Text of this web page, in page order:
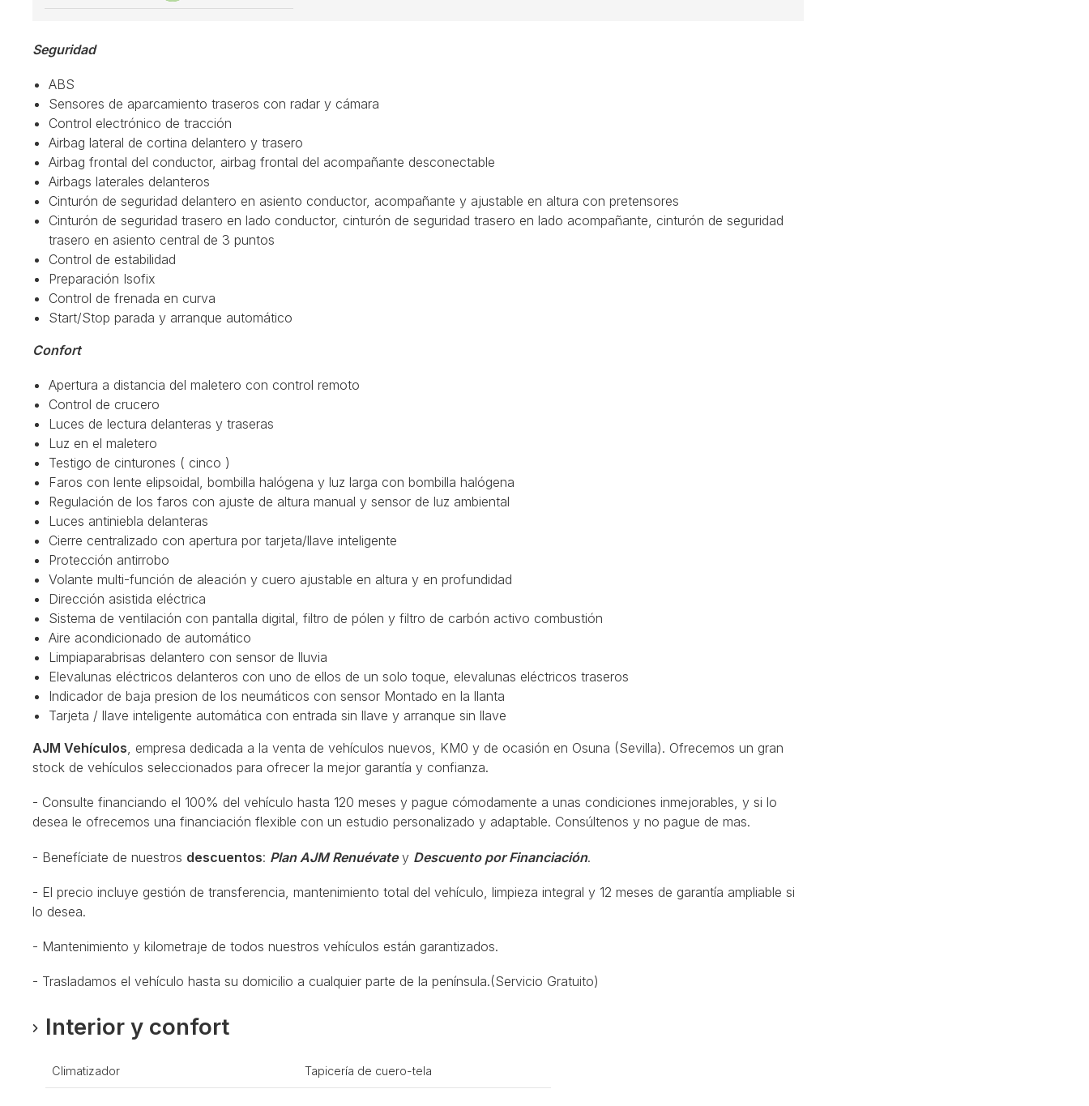
Seguridad
ABS
Sensores de aparcamiento traseros con radar y cámara
Control electrónico de tracción
Airbag lateral de cortina delantero y trasero
Airbag frontal del conductor, airbag frontal del acompañante desconectable
Airbags laterales delanteros
Cinturón de seguridad delantero en asiento conductor, acompañante y ajustable en altura con pretensores
Cinturón de seguridad trasero en lado conductor, cinturón de seguridad trasero en lado acompañante, cinturón de seguridad
trasero en asiento central de 3 puntos
Control de estabilidad
Preparación Isofix
Control de frenada en curva
Start/Stop parada y arranque automático
Confort
Apertura a distancia del maletero con control remoto
Control de crucero
Luces de lectura delanteras y traseras
Luz en el maletero
Testigo de cinturones ( cinco )
Faros con lente elipsoidal, bombilla halógena y luz larga con bombilla halógena
Regulación de los faros con ajuste de altura manual y sensor de luz ambiental
Luces antiniebla delanteras
Cierre centralizado con apertura por tarjeta/llave inteligente
Protección antirrobo
Volante multi-función de aleación y cuero ajustable en altura y en profundidad
Dirección asistida eléctrica
Sistema de ventilación con pantalla digital, filtro de pólen y filtro de carbón activo combustión
Aire acondicionado de automático
Limpiaparabrisas delantero con sensor de lluvia
Elevalunas eléctricos delanteros con uno de ellos de un solo toque, elevalunas eléctricos traseros
Indicador de baja presion de los neumáticos con sensor Montado en la llanta
Tarjeta / llave inteligente automática con entrada sin llave y arranque sin llave
AJM Vehículos, empresa dedicada a la venta de vehículos nuevos, KM0 y de ocasión en Osuna (Sevilla). Ofrecemos un gran
stock de vehículos seleccionados para ofrecer la mejor garantía y confianza.
- Consulte financiando el 100% del vehículo hasta 120 meses y pague cómodamente a unas condiciones inmejorables, y si lo
desea le ofrecemos una financiación flexible con un estudio personalizado y adaptable. Consúltenos y no pague de mas.
- Benefíciate de nuestros descuentos: Plan AJM Renuévatey Descuento por Financiación.
- El precio incluye gestión de transferencia, mantenimiento total del vehículo, limpieza integral y 12 meses de garantía ampliable si
lo desea.
- Mantenimiento y kilometraje de todos nuestros vehículos están garantizados.
- Trasladamos el vehículo hasta su domicilio a cualquier parte de la península.(Servicio Gratuito)
Interior y confort
Climatizador Tapicería de cuero-tela